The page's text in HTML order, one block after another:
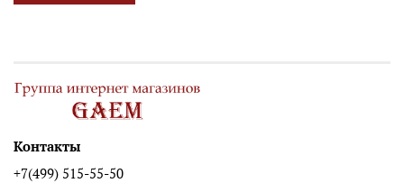
Контакты
+7(499) 515-55-50